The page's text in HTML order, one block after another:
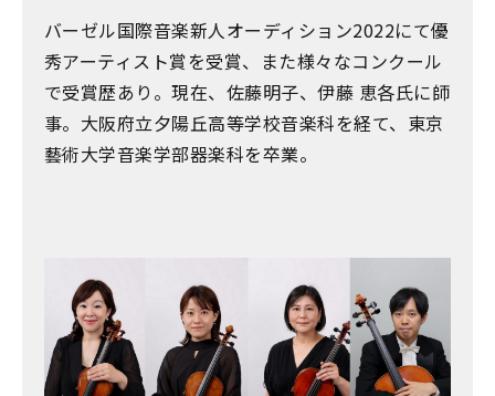
バーゼル国際音楽新人オーディション2022にて優
秀アーティスト賞を受賞、また様々なコンクール
で受賞歴あり。現在、佐藤明子、伊藤 恵各氏に師
事。大阪府立夕陽丘高等学校音楽科を経て、東京
藝術大学音楽学部器楽科を卒業。